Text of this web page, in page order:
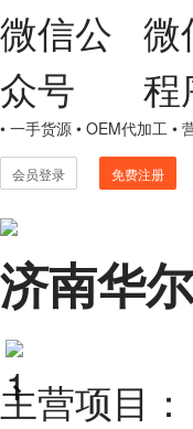
• 一手货源 • OEM代加工 •
会员登录 免费注册
济南华
主营项目